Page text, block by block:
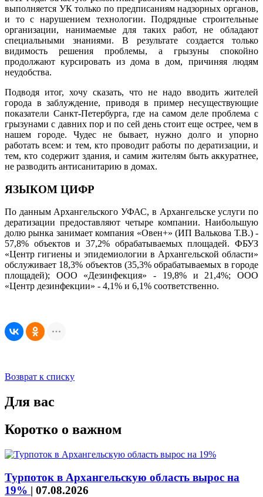
выполняется УК только по предписаниям надзорных органов,
и то с нарушением технологии. Подрядные строительные
организации, нанимаемые для таких работ, не обладают
специальными знаниями. В результате создается только
видимость решения проблемы, а грызуны спокойно
продолжают курсировать из дома в дом, причиняя людям
неудобства.
Подводя итог, хочу сказать, что не надо вводить жителей
города в заблуждение, приводя в пример несуществующие
показатели Санкт-Петербурга, где на самом деле проблема с
грызунами с давних пор и по сей день стоит еще острее, чем в
нашем городе. Чудес не бывает, нужно долго и упорно
работать всем: и тем, кто проводит работы по дератизации, и
тем, кто содержит здания, и самим жителям быть аккуратнее,
не разводить антисанитарию в домах.
ЯЗЫКОМ ЦИФР
По данным Архангельского УФАС, в Архангельске услуги по
дератизации предоставляют четыре компании. Наибольшую
долю рынка занимает компания «Овен+» (ИП Валькова Т.В.) -
57,8% объектов и 37,2% обрабатываемых площадей. ФБУЗ
«Центр гигиены и эпидемиологии в Архангельской области»
обслуживает 18,3% объектов (35,3% обрабатываемых в городе
площадей); ООО «Дезинфекция» - 19,8% и 21,4%; ООО
«Центр дезинфекции» - 4,1% и 6,1% соответственно.
Возврат к списку
Для вас
Коротко о важном
Турпоток в Архангельскую область вырос на
19% | 07.08.2026